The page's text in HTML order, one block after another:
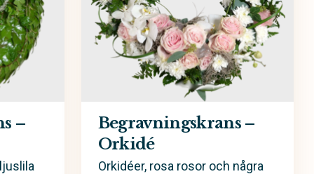
–
Begravningskrans –
Orkidé
Orkidéer, rosa rosor och några